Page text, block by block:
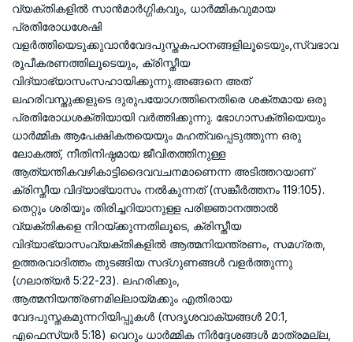
വ്യക്തികളിൽ സാൻമാർഗ്ഗികവും, ധാർമ്മികവുമായ
പ്രതിരോധശേഷി
വളർത്തിയെടുക്കുവാൻവേദപുസ്തകപഠനങ്ങളിലൂടെയും,സ്വഭാവ
രൂപീകരണത്തിലൂടെയും, ക്രിസ്തീയ
വിദ്യാഭ്യാസംസഹായിക്കുന്നു.അങ്ങനെ അത്
ലഹരിവസ്തുക്കളുടെ ദുരുപയോഗത്തിനെതിരെ ശക്തമായ ഒരു
പ്രതിരോധശക്തിയായി വർത്തിക്കുന്നു. ഭോഗാസക്തിയെയും
ധാർമ്മിക ആപേക്ഷികതയെയും മഹത്വപ്പെടുത്തുന്ന ഒരു
ലോകത്ത്, നീതിനിഷ്ഠമായ ജീവിതത്തിനുള്ള
ആത്യന്തികവഴികാട്ടിദൈവവചനമാണെന്ന അടിത്തറയാണ്
ക്രിസ്തീയ വിദ്യാഭ്യാസം നൽകുന്നത് (സങ്കീർത്തനം 119:105).
തെറ്റും ശരിയും തിരിച്ചറിയാനുള്ള പരിജ്ഞാനത്താൽ
വ്യക്തികളെ നിറയ്ക്കുന്നതിലൂടെ, ക്രിസ്തീയ
വിദ്യാഭ്യാസംവ്യക്തികളിൽ ആത്മനിയന്ത്രണം, സമഗ്രത,
ഉത്തരവാദിത്തം തുടങ്ങിയ സദ്‌ഗുണങ്ങൾ വളർത്തുന്നു
(ഗലാത്യർ 5:22-23). ലഹരിക്കും,
ആത്മനിയന്ത്രണമില്ലായ്മക്കും എതിരായ
വേദപുസ്തകമുന്നറിയിപ്പുകൾ (സദൃശവാക്യങ്ങൾ 20:1,
എഫെസ്യർ 5:18) വെറും ധാർമ്മിക നിർദ്ദേശങ്ങൾ മാത്രമല്ല,